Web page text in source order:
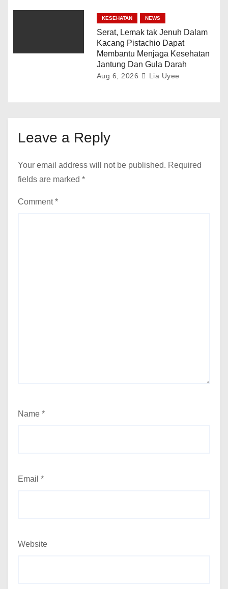
KESEHATAN NEWS
Serat, Lemak tak Jenuh Dalam
Kacang Pistachio Dapat
Membantu Menjaga Kesehatan
Jantung Dan Gula Darah
Aug 6, 2026 Lia Uyee
Leave a Reply
Your email address will not be published. Required
fields are marked *
Comment*
Name *
Email *
Website